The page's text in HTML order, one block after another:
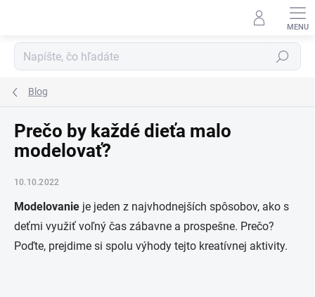
Hľadať
Blog
Prečo by každé dieťa malo
modelovať?
10.10.2022
Modelovanie je jeden z najvhodnejších spôsobov, ako s
deťmi využiť voľný čas zábavne a prospešne. Prečo?
Poďte, prejdime si spolu výhody tejto kreatívnej aktivity.